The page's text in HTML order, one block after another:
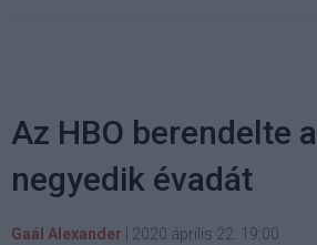
Az HBO berendelte
negyedik évadát
Gaál Alexander 2020 április 22. 19:00